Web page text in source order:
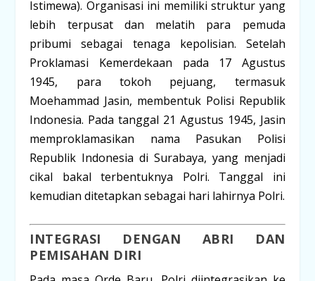
Istimewa). Organisasi ini memiliki struktur yang
lebih terpusat dan melatih para pemuda
pribumi sebagai tenaga kepolisian. Setelah
Proklamasi Kemerdekaan pada 17 Agustus
1945, para tokoh pejuang, termasuk
Moehammad Jasin, membentuk Polisi Republik
Indonesia. Pada tanggal 21 Agustus 1945, Jasin
memproklamasikan nama Pasukan Polisi
Republik Indonesia di Surabaya, yang menjadi
cikal bakal terbentuknya Polri. Tanggal ini
kemudian ditetapkan sebagai hari lahirnya Polri.
INTEGRASI DENGAN ABRI DAN
PEMISAHAN DIRI